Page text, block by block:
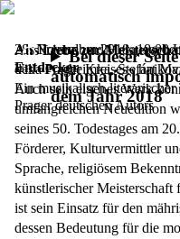
Bei dieser
automatisch
dem Jahr 2018
Aus Liebe zur
Entdecker
Ein musikalisch-literarischer
Prager deutschen Autors
Als Freund und
des »Prager Kreises« hat
Auch sein eigenes Werk
umfangreichen Neuedition
seines 50. Todestages am
Förderer, Kulturvermittler
Sprache, religiösem
künstlerischer
ist sein Einsatz für den
dessen Bedeutung für die
28. November 2018,18.00
Villa Portheimka,